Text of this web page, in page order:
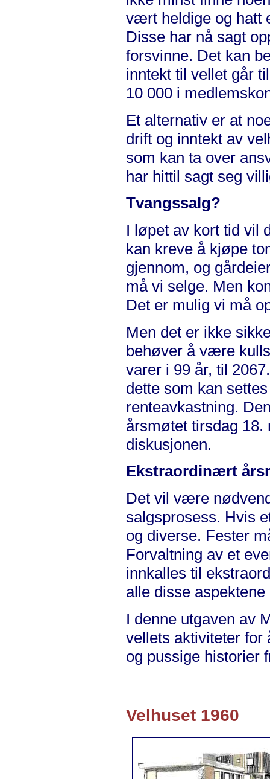
vært heldige og hatt
Disse har nå sagt
forsvinne. Det kan
inntekt til vellet går
10 000 i
Et alternativ er at
drift og inntekt av
som kan ta over
har hittil sagt seg
Tvangssalg?
I løpet av kort tid vil
kan kreve å kjøpe
gjennom, og
må vi selge. Men
Det er mulig vi må
Men det er ikke
behøver å være
varer i 99 år, til
dette som kan
renteavkastning.
årsmøtet tirsdag 18.
diskusjonen.
Ekstraordinært
Det vil være
salgsprosess. Hvis
og diverse. Fester
Forvaltning av et
innkalles til
alle disse
I denne utgaven av
vellets aktiviteter for
og pussige historier
Velhuset 1960